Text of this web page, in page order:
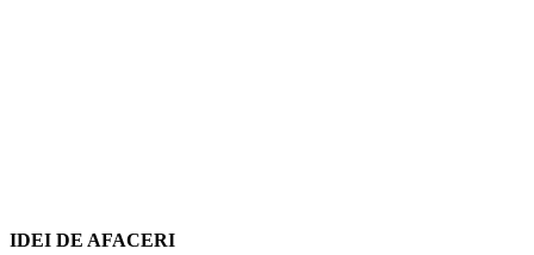
IDEI DE AFACERI